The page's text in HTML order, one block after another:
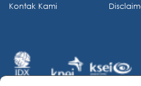
Kontak Kami